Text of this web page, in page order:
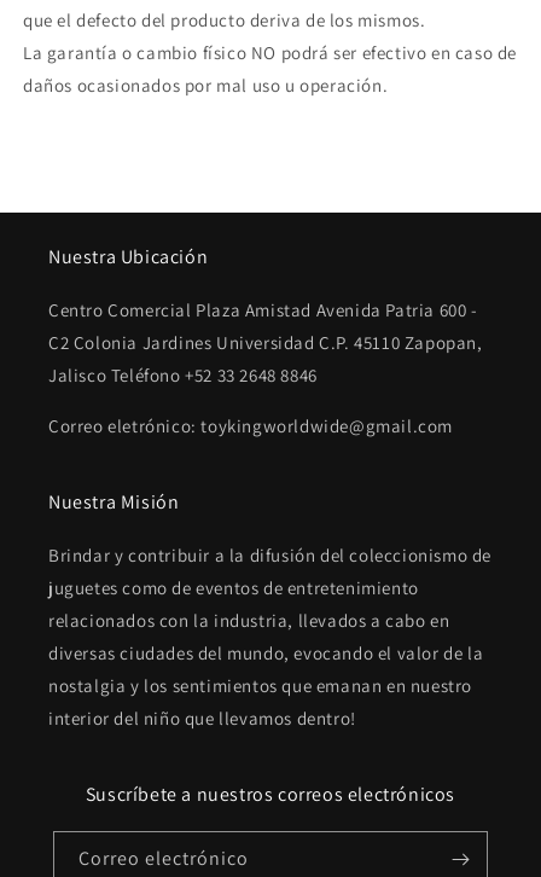
que el defecto del producto deriva de los mismos.
La garantía o cambio físico NO podrá ser efectivo en caso de
daños ocasionados por mal uso u operación.
Nuestra Ubicación
Centro Comercial Plaza Amistad Avenida Patria 600 -
C2 Colonia Jardines Universidad C.P. 45110 Zapopan,
Jalisco Teléfono +52 33 2648 8846
Correo eletrónico: toykingworldwide@gmail.com
Nuestra Misión
Brindar y contribuir a la difusión del coleccionismo de
juguetes como de eventos de entretenimiento
relacionados con la industria, llevados a cabo en
diversas ciudades del mundo, evocando el valor de la
nostalgia y los sentimientos que emanan en nuestro
interior del niño que llevamos dentro!
Suscríbete a nuestros correos electrónicos
Correo electrónico